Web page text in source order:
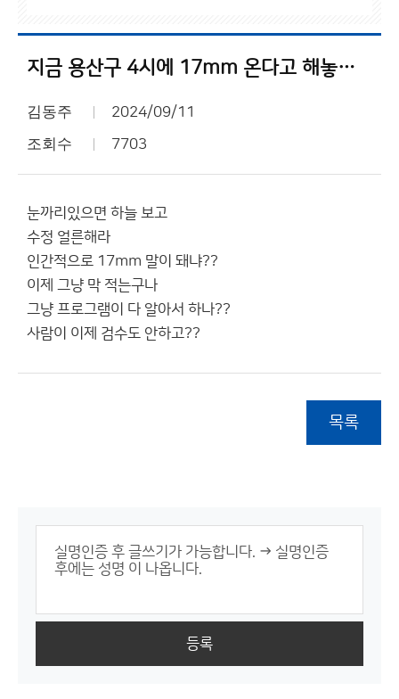
지금 용산구 4시에 17mm 온다고 해놓은거 봐라
김동주 2024/09/11
조회수 7703
눈까리있으면 하늘 보고
수정 얼른해라
인간적으로 17mm 말이 돼냐??
이제 그냥 막 적는구나
그냥 프로그램이 다 알아서 하나??
사람이 이제 검수도 안하고??
목록
등록